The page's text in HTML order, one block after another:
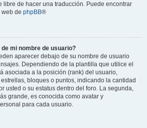
libre de hacer una traducción. Puede encontrar
de phpBB®
mi nombre de usuario?
aparecer debajo de su nombre de usuario
Dependiendo de la plantilla que utilice el
asociada a la posición (rank) del usuario,
bloques o puntos, indicando la cantidad
usted o su estatus dentro del foro. La segunda,
grande, es conocida como avatar y
para cada usuario.